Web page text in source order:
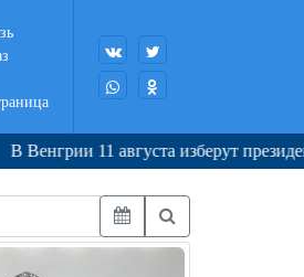
11 августа изберут президента